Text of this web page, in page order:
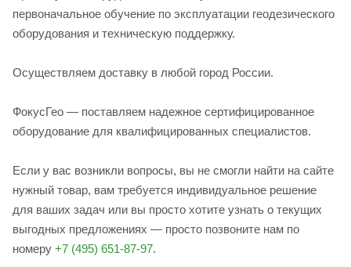
первоначальное обучение по эксплуатации геодезического
оборудования и техническую поддержку.
Осуществляем доставку в любой город России.
ФокусГео — поставляем надежное сертифицированное
оборудование для квалифицированных специалистов.
Если у вас возникли вопросы, вы не смогли найти на сайте
нужный товар, вам требуется индивидуальное решение
для ваших задач или вы просто хотите узнать о текущих
выгодных предложениях — просто позвоните нам по
номеру +7 (495) 651-87-97.